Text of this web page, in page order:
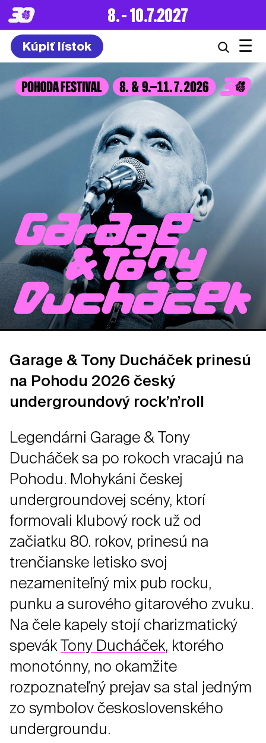
8. – 10.7.2027
Kúpiť lístok ☰
Garage & Tony Ducháček prinesú
na Pohodu 2026 český
undergroundový rock’n’roll
Legendárni Garage & Tony
Ducháček sa po rokoch vracajú na
Pohodu. Mohykáni českej
undergroundovej scény, ktorí
formovali klubový rock už od
začiatku 80. rokov, prinesú na
trenčianske letisko svoj
nezameniteľný mix pub rocku,
punku a surového gitarového zvuku.
Na čele kapely stojí charizmatický
spevákTony Ducháček, ktorého
monotónny, no okamžite
rozpoznateľný prejav sa stal jedným
zo symbolov československého
undergroundu.